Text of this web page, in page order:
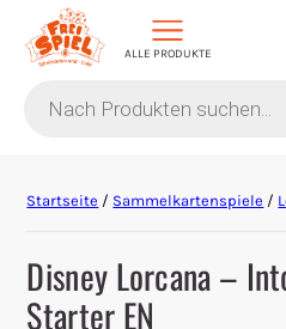
ALLE PRODUKTE
search
Events
Startseite / Sammelkartenspiele /
Disney Lorcana –
Starter EN